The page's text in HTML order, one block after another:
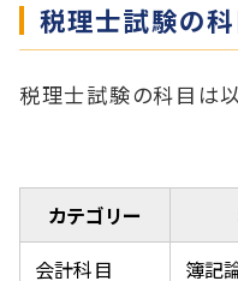
税理士試験の科
税理士試験の科目は以
カテゴリー
会計科目
簿記